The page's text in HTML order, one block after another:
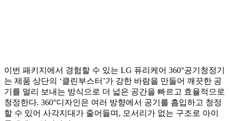
이번 패키지에서 경험할 수 있는 LG 퓨리케어 360°공기청정기
는 제품 상단의 ‘클린부스터’가 강한 바람을 만들어 깨끗한 공
기를 멀리 보내는 방식으로 더 넓은 공간을 빠르고 효율적으로
청정한다. 360°디자인은 여러 방향에서 공기를 흡입하고 청정
할 수 있어 사각지대가 줄어들며, 모서리가 없는 구조로 아이